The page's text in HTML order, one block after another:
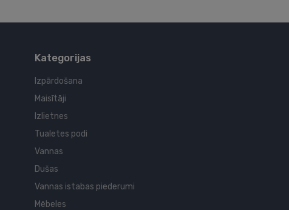
Kategorijas
Izpārdošana
Maisītāji
Izlietnes
Tualetes podi
Vannas
Dušas
Vannas istabas piederumi
Mēbeles